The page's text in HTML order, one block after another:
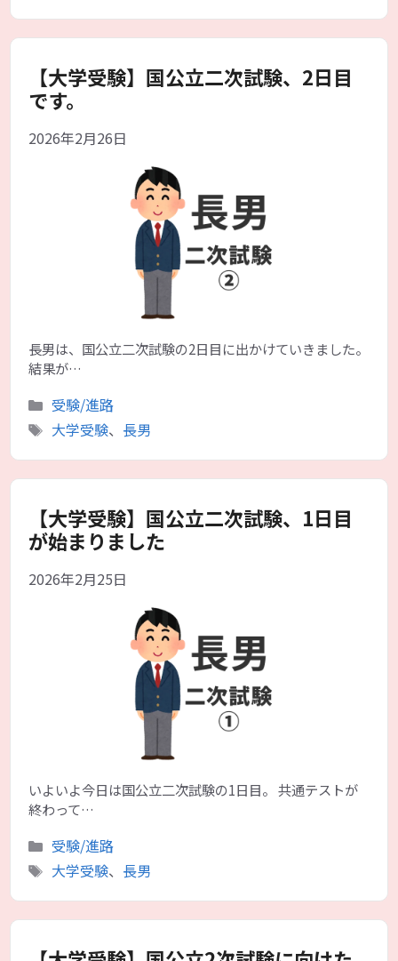
リ
【大学受験】国公立二次試験、2日目
です。
2026年2月26日
長男は、国公立二次試験の2日目に出かけていきました。
結果が…
カ
テ
リ
受験/進路
タ
大学受験、 長男
【大学受験】国公立二次試験、1日目
が始まりました
2026年2月25日
いよいよ今日は国公立二次試験の1日目。 共通テストが
終わって…
カ
テ
リ
受験/進路
タ
大学受験、 長男